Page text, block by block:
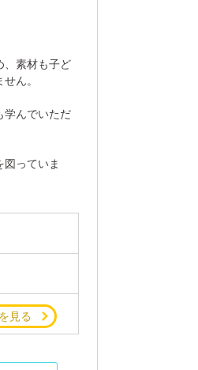
、素材も子ど
ん。
学んでいただ
っていま
見る